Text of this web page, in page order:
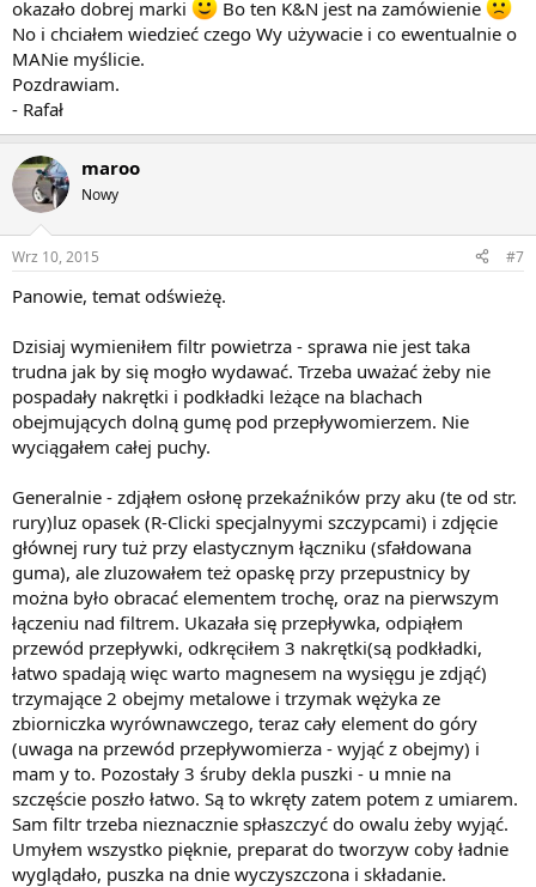
Ciesz sie ze nie wybrales filtrona do ursusa
okazało dobrej marki
Bo ten K&N jest na zamówienie
No i chciałem wiedzieć czego Wy używacie i co ewentualnie o
MANie myślicie.
Pozdrawiam.
- Rafał
maroo
Nowy
Wrz 10, 2015 #7
Panowie, temat odświeżę.
Dzisiaj wymieniłem filtr powietrza - sprawa nie jest taka
trudna jak by się mogło wydawać. Trzeba uważać żeby nie
pospadały nakrętki i podkładki leżące na blachach
obejmujących dolną gumę pod przepływomierzem. Nie
wyciągałem całej puchy.
Generalnie - zdjąłem osłonę przekaźników przy aku (te od str.
rury)luz opasek (R-Clicki specjalnyymi szczypcami) i zdjęcie
głównej rury tuż przy elastycznym łączniku (sfałdowana
guma), ale zluzowałem też opaskę przy przepustnicy by
można było obracać elementem trochę, oraz na pierwszym
łączeniu nad filtrem. Ukazała się przepływka, odpiąłem
przewód przepływki, odkręciłem 3 nakrętki(są podkładki,
łatwo spadają więc warto magnesem na wysięgu je zdjąć)
trzymające 2 obejmy metalowe i trzymak wężyka ze
zbiorniczka wyrównawczego, teraz cały element do góry
(uwaga na przewód przepływomierza - wyjąć z obejmy) i
mam y to. Pozostały 3 śruby dekla puszki - u mnie na
szczęście poszło łatwo. Są to wkręty zatem potem z umiarem.
Sam filtr trzeba nieznacznie spłaszczyć do owalu żeby wyjąć.
Umyłem wszystko pięknie, preparat do tworzyw coby ładnie
wyglądało, puszka na dnie wyczyszczona i składanie.